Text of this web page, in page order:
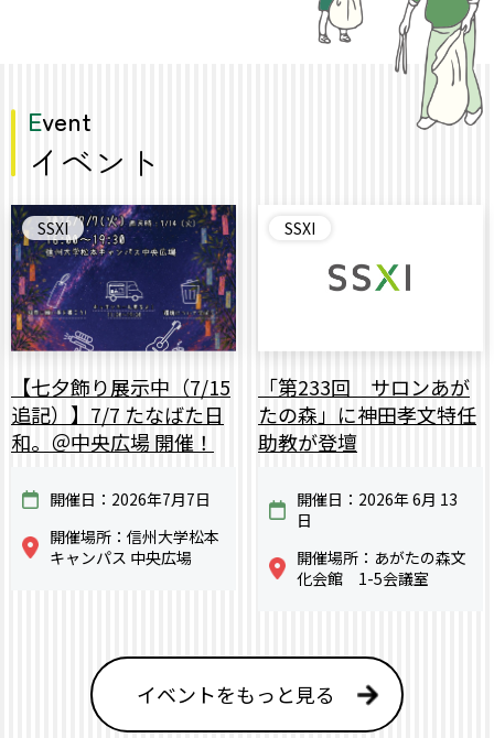
Event
イベント
SSXI
【七夕飾り展示中（7/15
追記）】7/7 たなばた日
和。＠中央広場 開催！
開催日：2026年7月7日
開催場所：信州大学松本
キャンパス 中央広場
SSXI
「第233回 サロンあが
たの森」に神田孝文特任
助教が登壇
開催日：2026年 6月 13
日
開催場所：あがたの森文
化会館 1-5会議室
イベントをもっと見る